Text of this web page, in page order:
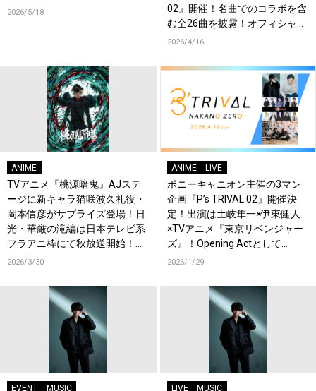
2026/5/18
02』開催！名曲でのコラボを含
む全26曲を披露！オフィシャル
レポート到着！
2026/4/16
ANIME
TVアニメ『桃源暗鬼』AJステ
ージに新キャラ猫咲波久礼役・
岡本信彦がサプライズ登場！日
光・華厳の滝編は日本テレビ系
フラアニ枠にて秋放送開始！印
南 幽役に伊東健人が決定！
2026/3/30
ANIME LIVE
ポニーキャニオン主催の3マン
企画『P’s TRIVAL 02』開催決
定！出演は土岐隼一×伊東健人
×TVアニメ『東京リベンジャー
ズ』！Opening Actとして
OrJourneyも登場！
2026/1/29
EVENT MUSIC LIVE MUSIC